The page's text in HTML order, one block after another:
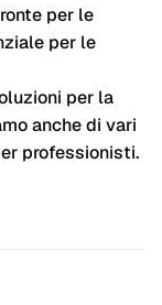
per le
per le
per la
anche di vari
professionisti.